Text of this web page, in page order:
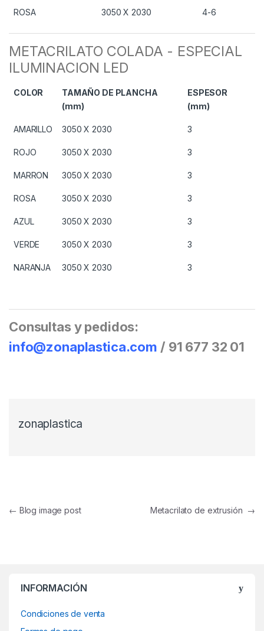
ROSA 3050 X 2030 4-6
METACRILATO COLADA - ESPECIAL
ILUMINACION LED
COLOR
TAMAÑO DE PLANCHA
(mm)
ESPESOR
(mm)
AMARILLO 3050 X 2030 3
ROJO 3050 X 2030 3
MARRON 3050 X 2030 3
ROSA 3050 X 2030 3
AZUL 3050 X 2030 3
VERDE 3050 X 2030 3
NARANJA 3050 X 2030 3
Consultas y pedidos:
info@zonaplastica.com / 91 677 32 01
zonaplastica
Navegación de entradas
← Blog image post Metacrilato de extrusión →
INFORMACIÓN
Condiciones de venta